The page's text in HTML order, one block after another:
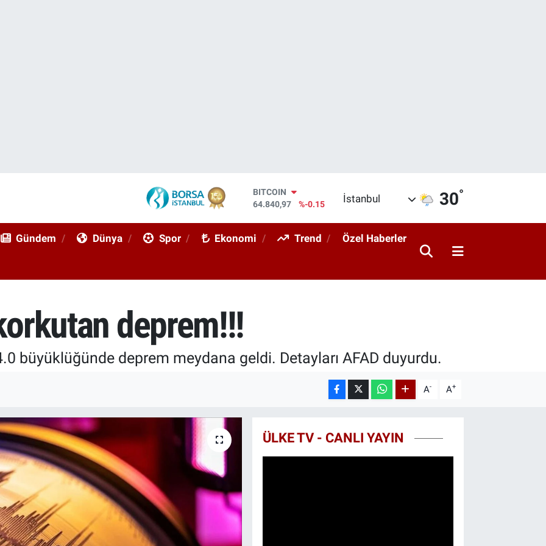
DOLAR
47,7436
%0.18
STERLİN
İstanbul 30°
Gündem Dünya Spor Ekonomi Trend Özel Haberler
deprem!!!
büyüklüğünde deprem meydana geldi. Detayları AFAD duyurdu.
A- A+
ÜLKE TV - CANLI YAYIN